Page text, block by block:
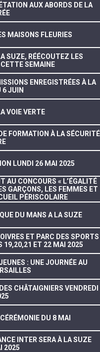
AUX ABORDS DE LA
MAISONS FLEURIES
SUZE, RÉÉCOUTEZ LES
SEMAINE
ENREGISTRÉES À LA
6 JUIN
VOIE VERTE
FORMATION À LA SÉCURITÉ
LUNDI 26 MAI 2025
AU CONCOURS « L’ÉGALITÉ
GARÇONS, LES FEMMES ET
PÉRISCOLAIRE
DU MANS A LA SUZE
ET PARC DES SPORTS
19,20,21 ET 22 MAI 2025
: UNE JOURNÉE AU
CHÂTAIGNIERS VENDREDI
DU 8 MAI
INTER SERA À LA SUZE
2025